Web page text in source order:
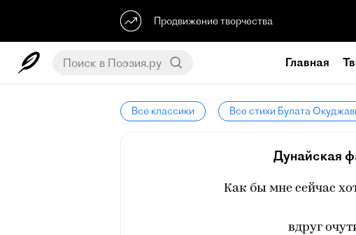
Продвижение творчества
Главная
Все классики Все стихи Булата
Дунайская
Как бы мне сейчас
вдруг